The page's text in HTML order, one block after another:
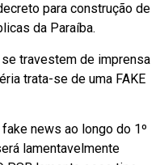
para construção de
da Paraíba.
travestem de imprensa
trata-se de uma FAKE
news ao longo do 1º
lamentavelmente